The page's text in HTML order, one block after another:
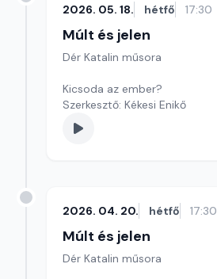
2026. 05. 18. hétfő 17:30
Múlt és jelen
Dér Katalin műsora
Kicsoda az ember?
Szerkesztő: Kékesi Enikő
2026. 04. 20. hétfő 17:30
Múlt és jelen
Dér Katalin műsora